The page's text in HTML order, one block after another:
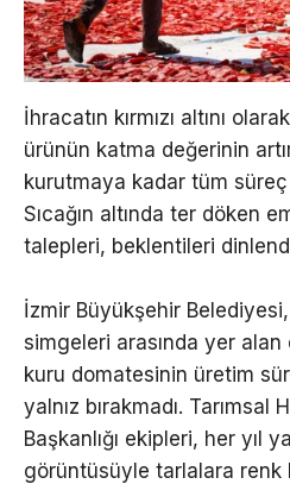
İhracatın kırmızı altını
ürünün katma değerinin
kurutmaya kadar tüm
Sıcağın altında ter döken
talepleri, beklentileri
İzmir Büyükşehir Belediyesi,
simgeleri arasında yer alan
kuru domatesinin üretim
yalnız bırakmadı. Tarımsal
Başkanlığı ekipleri, her yıl
görüntüsüyle tarlalara renk